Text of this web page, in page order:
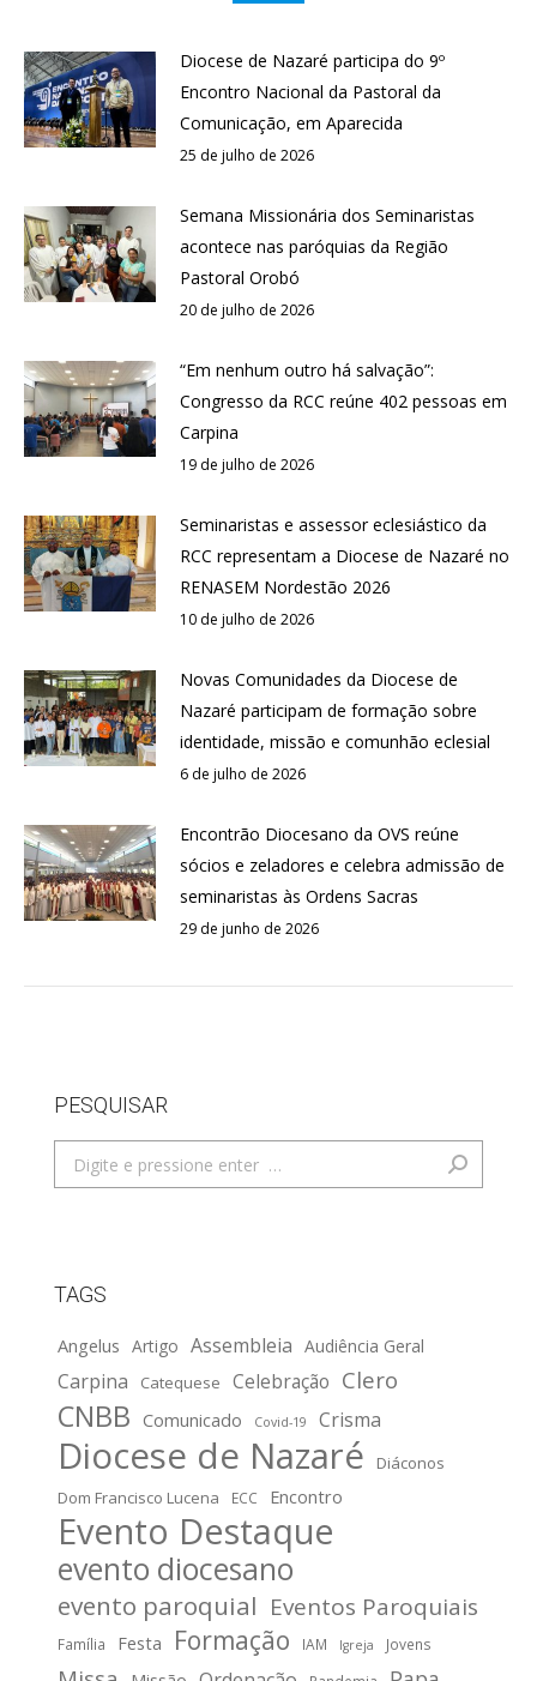
Diocese de Nazaré participa do 9º
Encontro Nacional da Pastoral da
Comunicação, em Aparecida
25 de julho de 2026
Semana Missionária dos Seminaristas
acontece nas paróquias da Região
Pastoral Orobó
20 de julho de 2026
“Em nenhum outro há salvação”:
Congresso da RCC reúne 402 pessoas em
Carpina
19 de julho de 2026
Seminaristas e assessor eclesiástico da
RCC representam a Diocese de Nazaré no
RENASEM Nordestão 2026
10 de julho de 2026
Novas Comunidades da Diocese de
Nazaré participam de formação sobre
identidade, missão e comunhão eclesial
6 de julho de 2026
Encontrão Diocesano da OVS reúne
sócios e zeladores e celebra admissão de
seminaristas às Ordens Sacras
29 de junho de 2026
PESQUISAR
Search:
TAGS
Angelus Artigo Assembleia Audiência Geral
Carpina Catequese Celebração Clero
CNBB Comunicado Covid-19 Crisma
Diocese de Nazaré
Diáconos
Dom Francisco Lucena
ECC Encontro
Evento Destaque
evento diocesano
evento paroquial Eventos Paroquiais
Família Festa Formação IAM Igreja Jovens